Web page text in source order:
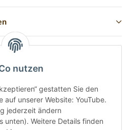
nutzen
gestatten Sie den
auf unserer Website: YouTube.
jederzeit ändern
unten). Weitere Details finden
widerrufen